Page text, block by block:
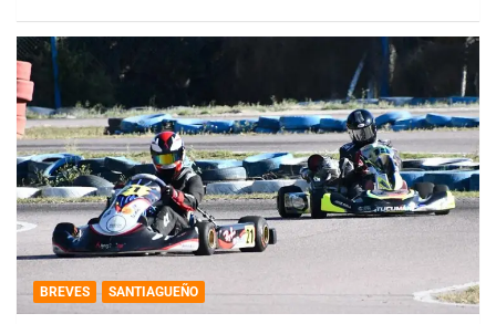
BREVES SANTIAGUEÑO